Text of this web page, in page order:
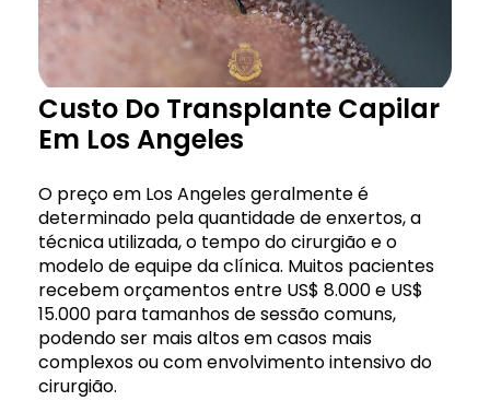
Custo Do Transplante Capilar
Em Los Angeles
O preço em Los Angeles geralmente é
determinado pela quantidade de enxertos, a
técnica utilizada, o tempo do cirurgião e o
modelo de equipe da clínica. Muitos pacientes
recebem orçamentos entre US$ 8.000 e US$
15.000 para tamanhos de sessão comuns,
podendo ser mais altos em casos mais
complexos ou com envolvimento intensivo do
cirurgião.